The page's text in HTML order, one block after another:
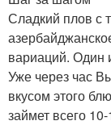
Сладкий плов с
вариаций. Один
Уже через час
вкусом этого
займет всего